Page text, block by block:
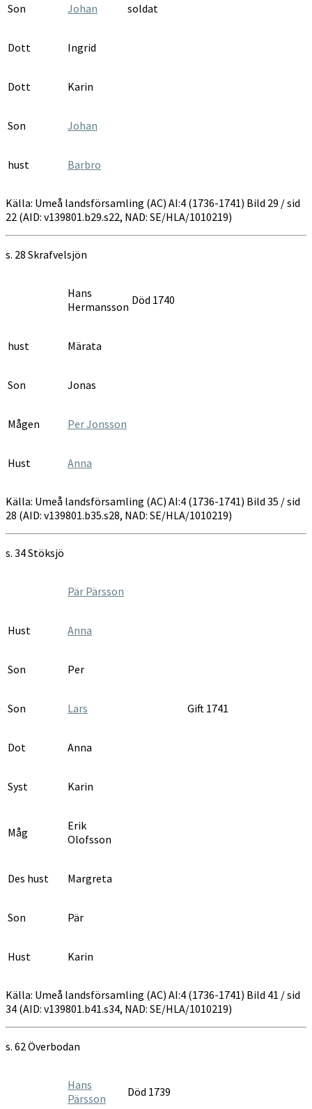
Son Johan soldat
Dott Ingrid
Dott Karin
Son Johan
hust Barbro
Källa: Umeå landsförsamling (AC) AI:4 (1736-1741) Bild 29 / sid
22 (AID: v139801.b29.s22, NAD: SE/HLA/1010219)
s. 28 Skrafvelsjön
Hans
Hermansson Död 1740
hust Märata
Son Jonas
Mågen Per Jonsson
Hust Anna
Källa: Umeå landsförsamling (AC) AI:4 (1736-1741) Bild 35 / sid
28 (AID: v139801.b35.s28, NAD: SE/HLA/1010219)
s. 34 Stöksjö
Pär Pärsson
Hust Anna
Son Per
Son Lars Gift 1741
Dot Anna
Syst Karin
Måg
Erik
Olofsson
Des hust Margreta
Son Pär
Hust Karin
Källa: Umeå landsförsamling (AC) AI:4 (1736-1741) Bild 41 / sid
34 (AID: v139801.b41.s34, NAD: SE/HLA/1010219)
s. 62 Överbodan
Hans
Pärsson
Död 1739